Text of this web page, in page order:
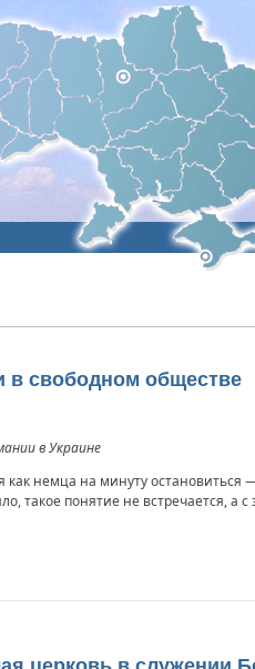
свободном обществе
в Украине
как немца на минуту
такое понятие не встречается,